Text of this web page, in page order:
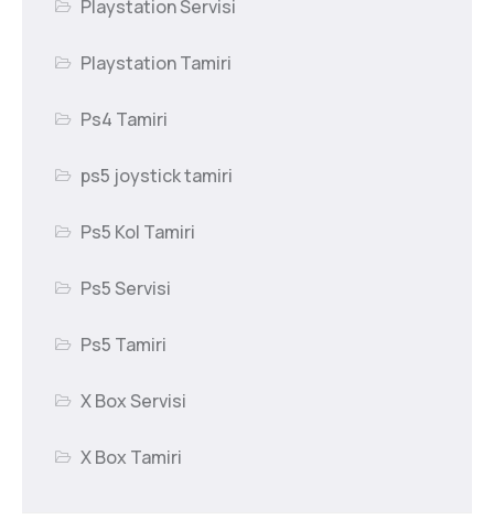
Playstation Servisi
Playstation Tamiri
Ps4 Tamiri
ps5 joystick tamiri
Ps5 Kol Tamiri
Ps5 Servisi
Ps5 Tamiri
X Box Servisi
X Box Tamiri